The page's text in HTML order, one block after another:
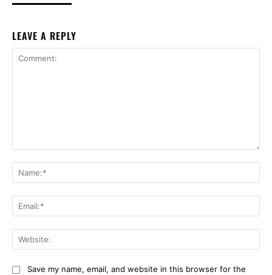
LEAVE A REPLY
Save my name, email, and website in this browser for the